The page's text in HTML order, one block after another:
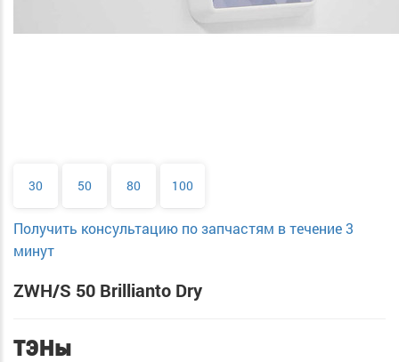
30 50 80 100
Получить консультацию по запчастям в течение 3
минут
ZWH/S 50 Brillianto Dry
ТЭНы